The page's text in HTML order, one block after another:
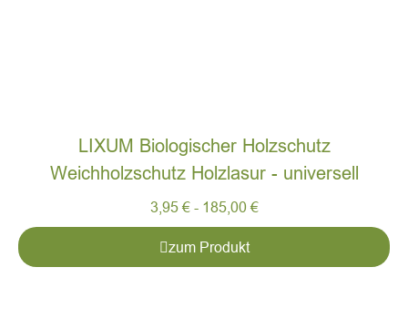
LIXUM Biologischer Holzschutz
Weichholzschutz Holzlasur - universell
3,95 € - 185,00 €
zum Produkt